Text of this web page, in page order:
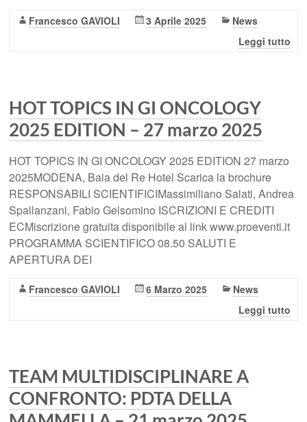
Francesco GAVIOLI 3 Aprile 2025
News
Leggi tutto
HOT TOPICS IN GI ONCOLOGY
2025 EDITION – 27 marzo 2025
HOT TOPICS IN GI ONCOLOGY 2025 EDITION 27 marzo
2025MODENA, Baia del Re Hotel Scarica la brochure
RESPONSABILI SCIENTIFICIMassimiliano Salati, Andrea
Spallanzani, Fabio Gelsomino ISCRIZIONI E CREDITI
ECMiscrizione gratuita disponibile al link www.proeventi.it
PROGRAMMA SCIENTIFICO 08.50 SALUTI E
APERTURA DEI
Francesco GAVIOLI 6 Marzo 2025
News
Leggi tutto
TEAM MULTIDISCIPLINARE A
CONFRONTO: PDTA DELLA